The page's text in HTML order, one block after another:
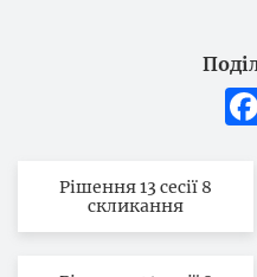
Рішення 13 сесії 8
скликання